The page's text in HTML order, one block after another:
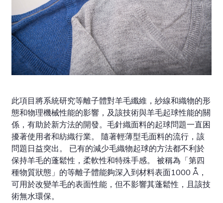
此項目將系統研究等離子體對羊毛纖維，紗線和織物的形
態和物理機械性能的影響，及該技術與羊毛起球性能的關
係，有助於新方法的開發。毛針織面料的起球問題一直困
擾著使用者和紡織行業。 隨著輕薄型毛面料的流行，該
問題日益突出。 已有的減少毛織物起球的方法都不利於
保持羊毛的蓬鬆性，柔軟性和特殊手感。 被稱為「第四
種物質狀態」的等離子體能夠深入到材料表面1000 Å，
可用於改變羊毛的表面性能，但不影響其蓬鬆性，且該技
術無水環保。